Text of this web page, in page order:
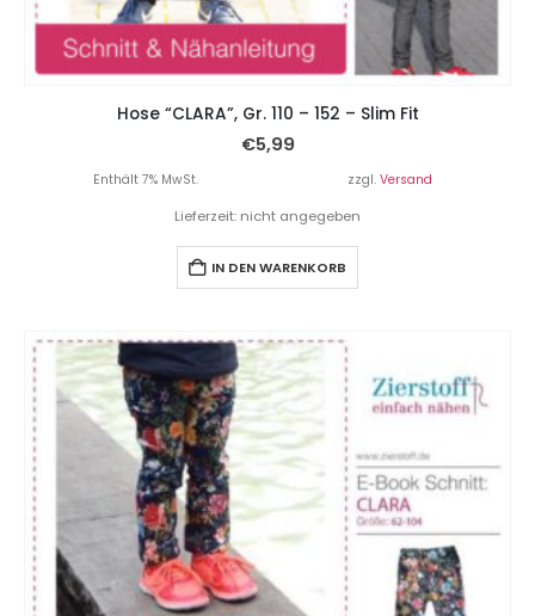
Hose “CLARA”, Gr. 110 – 152 – Slim Fit
€5,99
Enthält 7% MwSt. zzgl. Versand
Lieferzeit: nicht angegeben
IN DEN WARENKORB